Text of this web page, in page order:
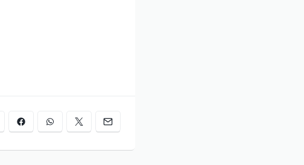
oder Partycharakter.
und unter
gezaubert...